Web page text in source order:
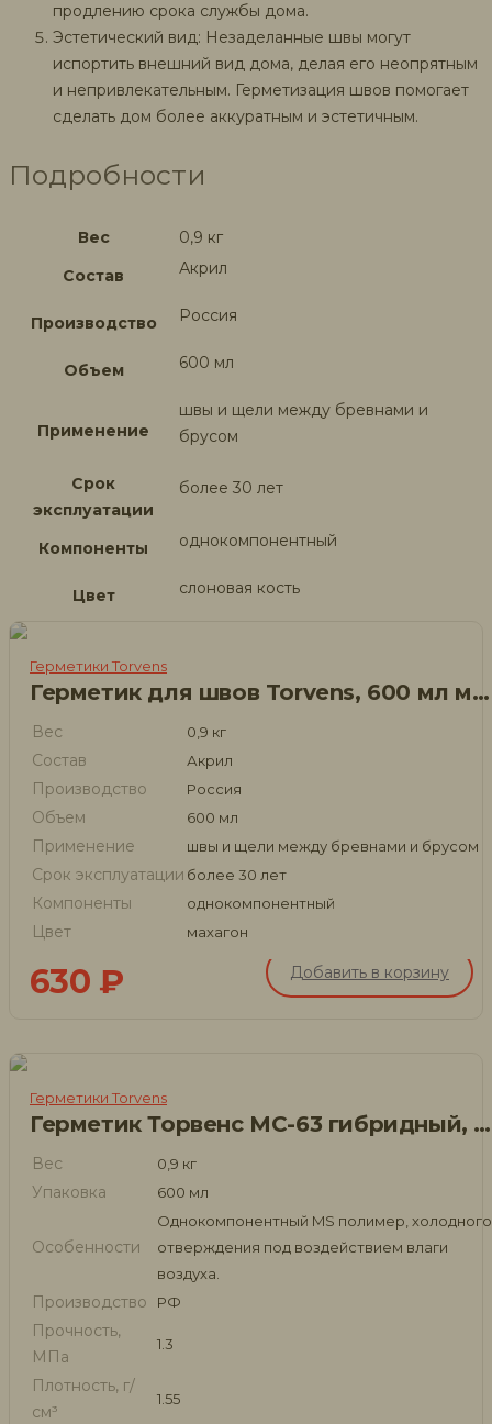
продлению срока службы дома.
Эстетический вид: Незаделанные швы могут
испортить внешний вид дома, делая его неопрятным
и непривлекательным. Герметизация швов помогает
сделать дом более аккуратным и эстетичным.
Подробности
Вес
0,9 кг
Состав
Акрил
Производство Россия
Объем 600 мл
Применение
швы и щели между бревнами и
брусом
Срок
эксплуатации
более 30 лет
Компоненты однокомпонентный
Цвет слоновая кость
Герметики Torvens
Герметик для швов Torvens, 600 мл махагон
Вес 0,9 кг
Состав Акрил
Производство Россия
Объем 600 мл
Применение швы и щели между бревнами и брусом
Срок эксплуатации более 30 лет
Компоненты однокомпонентный
Цвет махагон
630 ₽ Добавить в корзину
Герметики Torvens
Герметик Торвенс МС-63 гибридный, 600 мл
Вес 0,9 кг
Упаковка 600 мл
Особенности
Однокомпонентный MS полимер, холодного
отверждения под воздействием влаги
воздуха.
Производство РФ
Прочность,
МПа
1.3
Плотность, г/
см³
1.55